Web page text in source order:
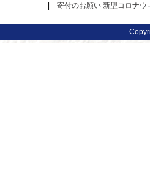
寄付のお願い 新型コロナウ